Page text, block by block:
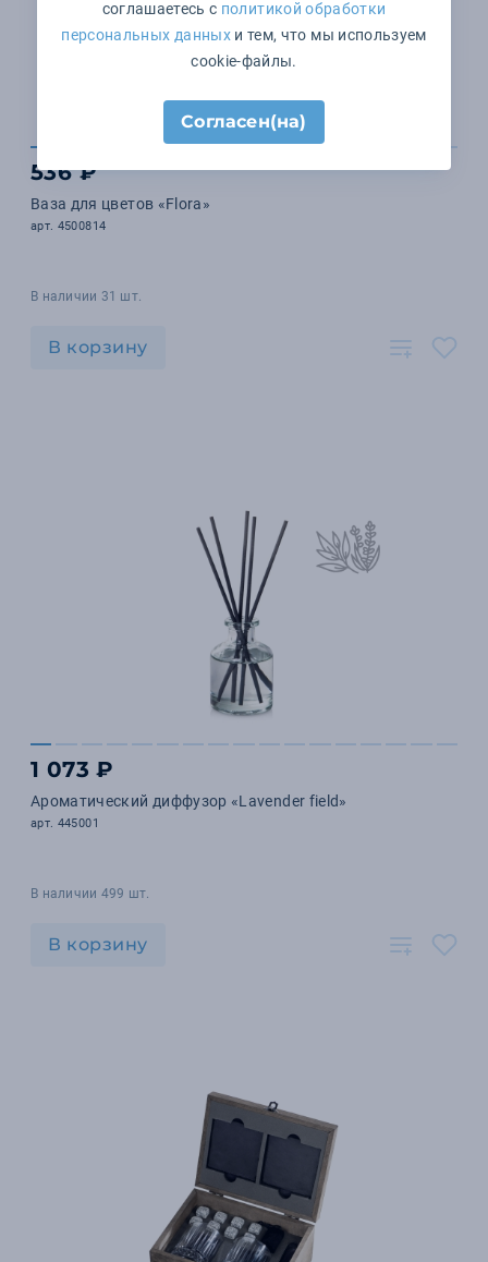
536 ₽
Ваза для цветов «Flora»
арт. 4500814
В наличии 31 шт.
В корзину
1 073 ₽
Ароматический диффузор «Lavender field»
арт. 445001
В наличии 499 шт.
В корзину
соглашаетесь с политикой обработки
персональных данныхи тем, что мы используем
cookie-файлы.
Согласен(на)